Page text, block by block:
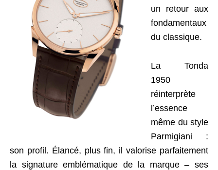
un retour aux
fondamentaux
du classique.
La Tonda
1950
réinterprète
l’essence
même du style
Parmigiani :
son profil. Élancé, plus fin, il valorise parfaitement
la signature emblématique de la marque – ses